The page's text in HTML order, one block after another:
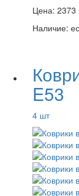
Цена: 2373
Наличие:
E53
4 шт